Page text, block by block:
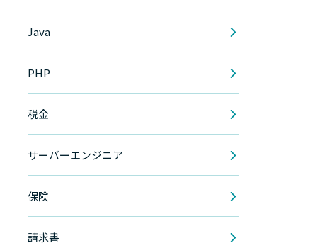
Java
PHP
税金
サーバーエンジニア
保険
請求書